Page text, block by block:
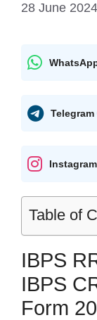
28 June 2024
Telegram
Table of
IBPS
IBPS
Form